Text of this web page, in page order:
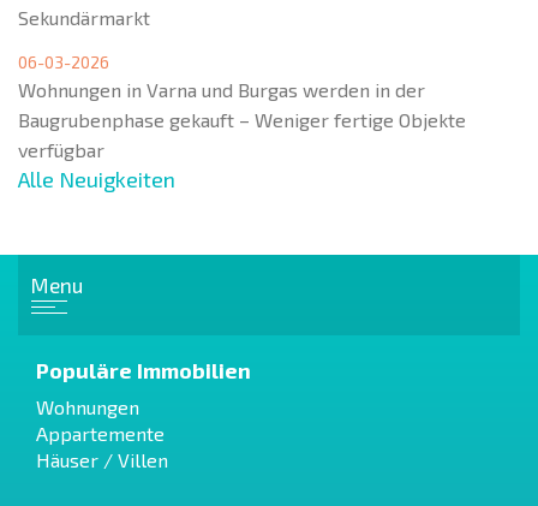
Sekundärmarkt
06-03-2026
Wohnungen in Varna und Burgas werden in der
Baugrubenphase gekauft – Weniger fertige Objekte
verfügbar
Alle Neuigkeiten
Menu
Populäre Immobilien
Wohnungen
Appartemente
Häuser / Villen